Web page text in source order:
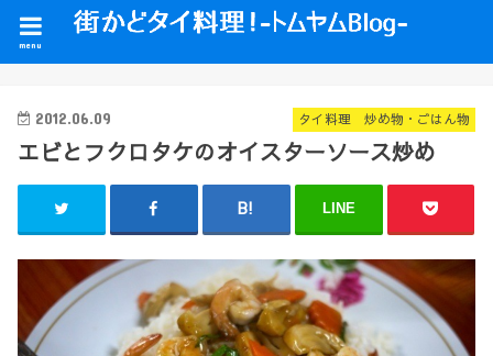
menu
タイ料理 炒め物・ごはん物
2012.06.09
エビとフクロタケのオイスターソース炒め
LINE